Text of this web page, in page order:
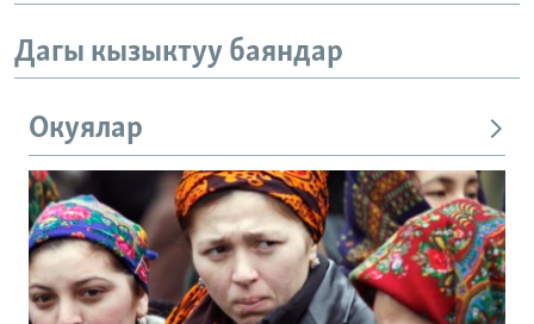
Дагы кызыктуу баяндар
Окуялар